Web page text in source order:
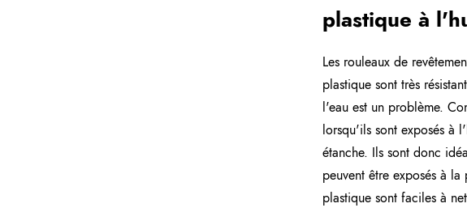
plastique à
Les rouleaux de
plastique sont très
l'eau est un problème.
lorsqu'ils sont exposés à
étanche. Ils sont donc
peuvent être exposés à
plastique sont faciles à